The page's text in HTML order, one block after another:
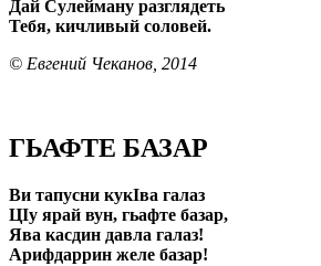
Дай Сулейману разглядеть
Тебя, кичливый соловей.
© Евгений Чеканов, 2014
ГЬАФТЕ БАЗАР
Ви тапусни кукIва галаз
ЦIу ярай вун, гьафте базар,
Ява касдин давла галаз!
Арифдаррин желе базар!